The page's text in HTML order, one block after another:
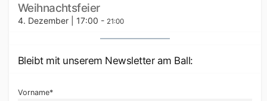
Weihnachtsfeier
4. Dezember | 17:00 - 21:00
Bleibt mit unserem Newsletter am Ball:
Vorname*